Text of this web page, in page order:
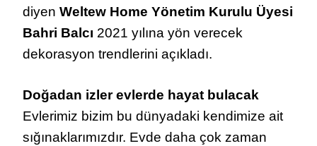
diyen Weltew Home Yönetim Kurulu Üyesi
Bahri Balcı 2021 yılına yön verecek
dekorasyon trendlerini açıkladı.
Doğadan izler evlerde hayat bulacak
Evlerimiz bizim bu dünyadaki kendimize ait
sığınaklarımızdır. Evde daha çok zaman